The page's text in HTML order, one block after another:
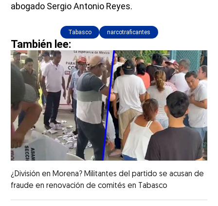
abogado Sergio Antonio Reyes.
Tabasco narcotraficantes
También lee:
¿División en Morena? Militantes del partido se acusan de
fraude en renovación de comités en Tabasco